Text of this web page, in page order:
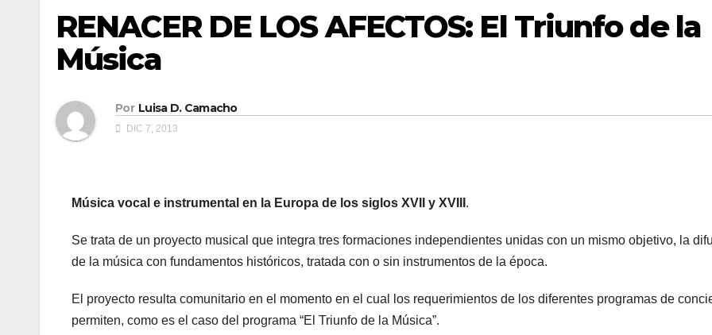
RENACER DE LOS AFECTOS: El Triunfo de la
Música
Por Luisa D. Camacho
DIC 7, 2013
Música vocal e instrumental en la Europa de los siglos XVII y XVIII .
Se trata de un proyecto musical que integra tres formaciones independientes unidas con un mismo objetivo, la
de la música con fundamentos históricos, tratada con o sin instrumentos de la época.
El proyecto resulta comunitario en el momento en el cual los requerimientos de los diferentes programas de
permiten, como es el caso del programa “El Triunfo de la Música”.